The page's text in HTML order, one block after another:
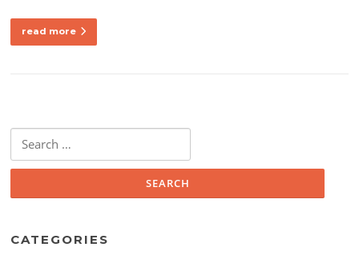
read more
for:
CATEGORIES